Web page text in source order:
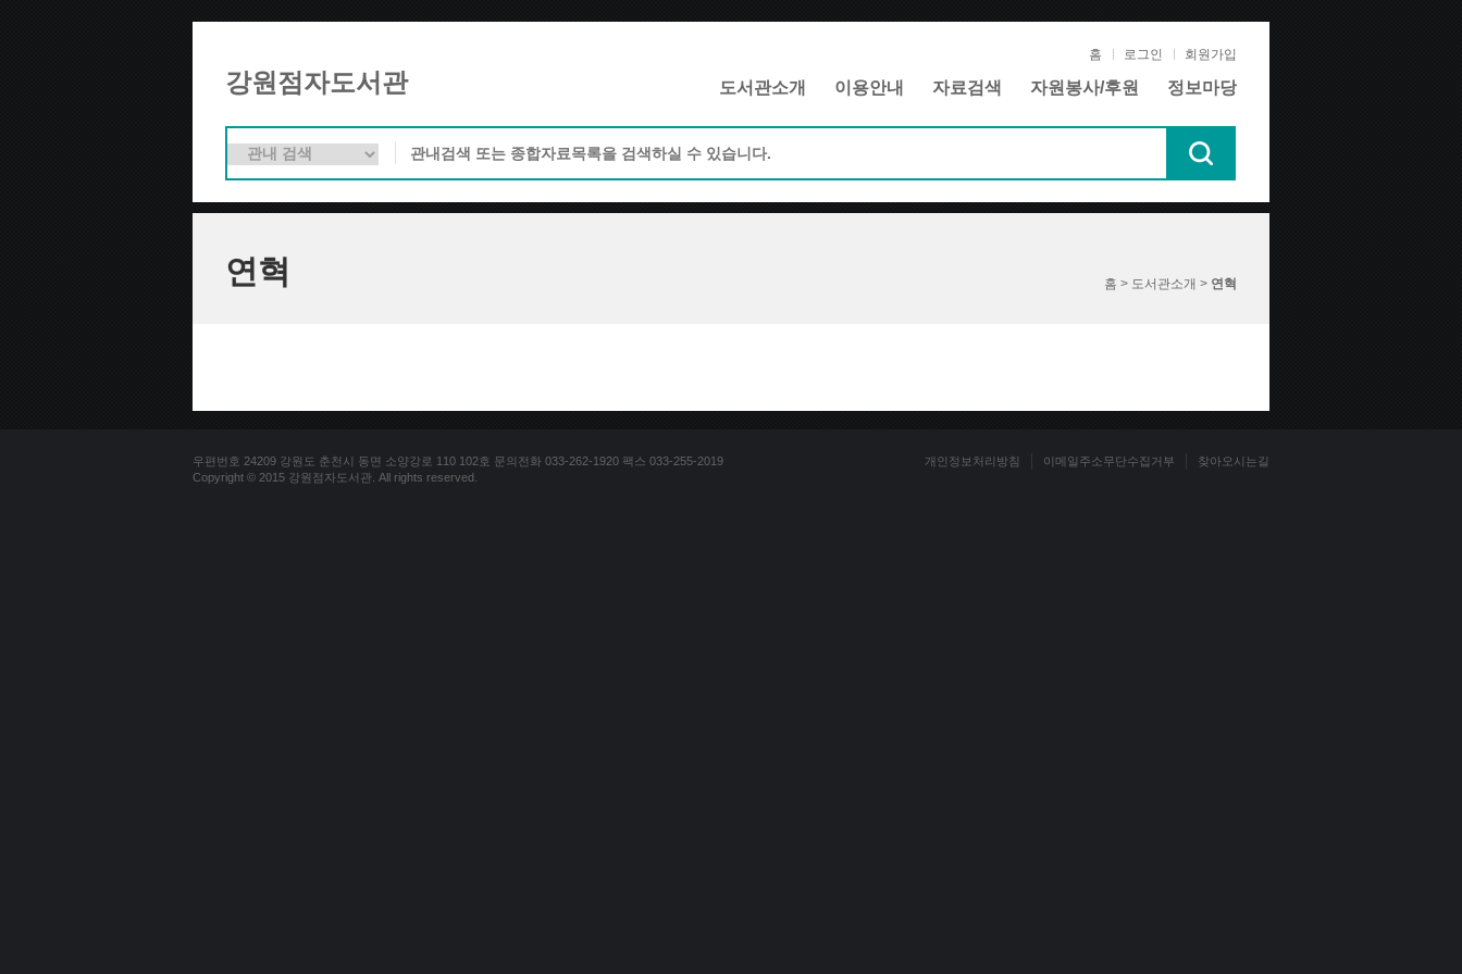
강원점자도서관
홈 로그인 회원가입
도서관소개 이용안내 자료검색 자원봉사/후원 정보마당
연혁 홈 > 도서관소개 > 연혁
우편번호 24209 강원도 춘천시 동면 소양강로 110 102호 문의전화 033-262-1920 팩스 033-255-2019
Copyright © 2015 강원점자도서관. All rights reserved.
개인정보처리방침 이메일주소무단수집거부 찾아오시는길